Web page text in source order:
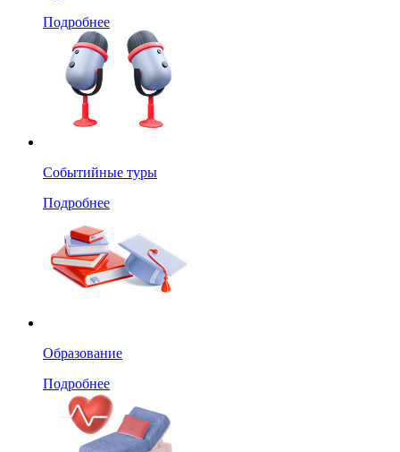
Подробнее
Событийные туры
Подробнее
Образование
Подробнее